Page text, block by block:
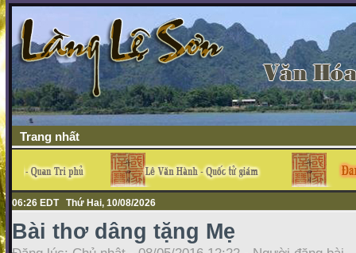
Trang nhất
06:26 EDT Thứ Hai, 10/08/2026
Bài thơ dâng tặng Mẹ